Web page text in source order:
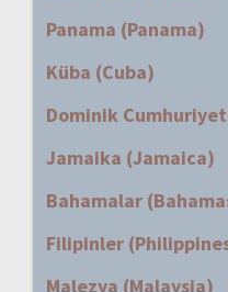
Panama (Panama)
Küba (Cuba)
Dominik
Jamaika (Jamaica)
Bahamalar
Filipinler
Malezya (Malaysia)